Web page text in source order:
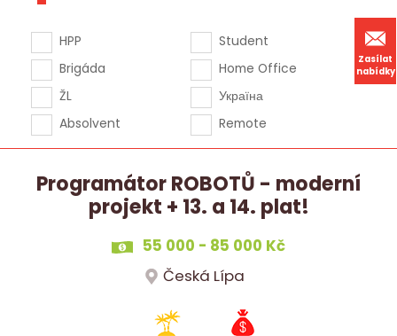
Zasílat
nabídky
HPP
Brigáda
ŽL
Absolvent
Student
Home Office
Україна
Remote
Programátor ROBOTŮ - moderní
projekt + 13. a 14. plat!
55 000 - 85 000 Kč
Česká Lípa